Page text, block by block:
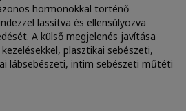
hormonokkal történő
lassítva és ellensúlyozva
A külső megjelenés javítása
plasztikai sebészeti,
lábsebészeti, intim sebészeti műtéti